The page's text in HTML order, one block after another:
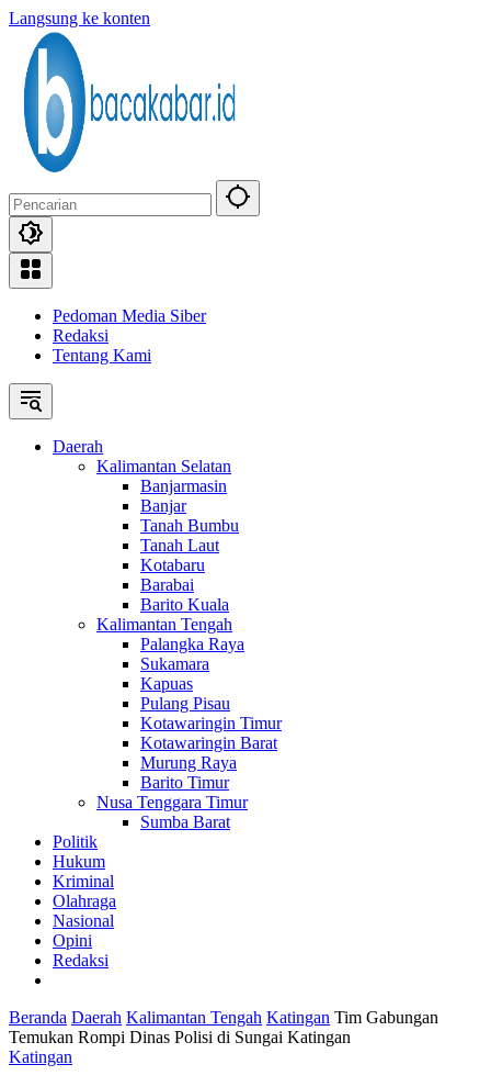
Langsung ke konten
Pedoman Media Siber
Redaksi
Tentang Kami
Daerah
Kalimantan Selatan
Banjarmasin
Banjar
Tanah Bumbu
Tanah Laut
Kotabaru
Barabai
Barito Kuala
Kalimantan Tengah
Palangka Raya
Sukamara
Kapuas
Pulang Pisau
Kotawaringin Timur
Kotawaringin Barat
Murung Raya
Barito Timur
Nusa Tenggara Timur
Sumba Barat
Politik
Hukum
Kriminal
Olahraga
Nasional
Opini
Redaksi
Beranda Daerah Kalimantan Tengah Katingan Tim Gabungan
Temukan Rompi Dinas Polisi di Sungai Katingan
Katingan